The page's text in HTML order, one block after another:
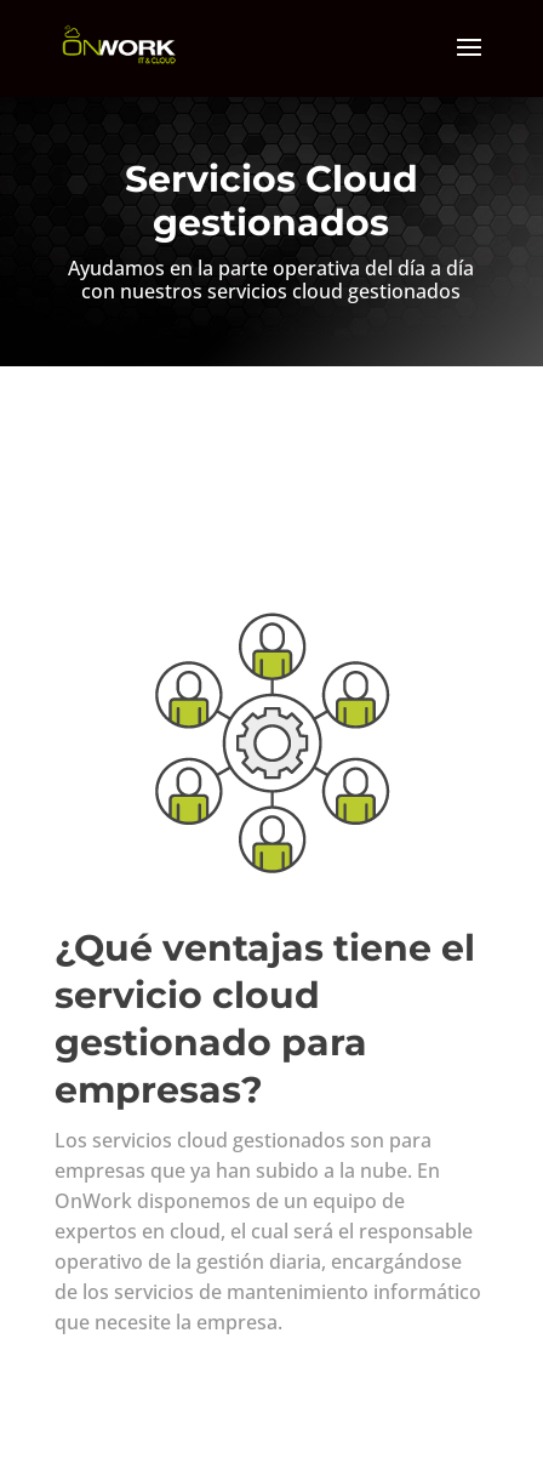
Servicios Cloud
gestionados
Ayudamos en la parte operativa del día a día
con nuestros servicios cloud gestionados
¿Qué ventajas tiene el
servicio cloud
gestionado para
empresas?
Los servicios cloud gestionados son para
empresas que ya han subido a la nube. En
OnWork disponemos de un equipo de
expertos en cloud, el cual será el responsable
operativo de la gestión diaria, encargándose
de los servicios de mantenimiento informático
que necesite la empresa.